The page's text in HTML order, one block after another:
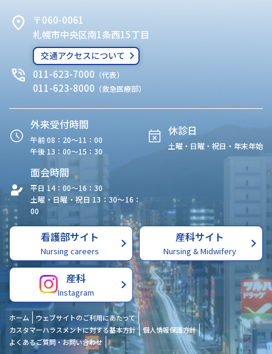
〒060-0061
札幌市中央区南1条西15丁目
交通アクセスについて
011-623-7000 （代表）
011-623-8000 （救急医療部）
外来受付時間
午前 08：20〜11：00
午後 13：00〜15：30
休診日
土曜・日曜・祝日・年末年始
面会時間
平日 14：00〜16：30
土曜・日曜・祝日 13：30〜16：
00
看護部サイト
Nursing careers
産科サイト
Nursing & Midwifery
産科
Instagram
ホーム
ウェブサイトのご利用にあたって
カスタマーハラスメントに対する基本方針
個人情報保護方針
よくあるご質問・お問い合わせ